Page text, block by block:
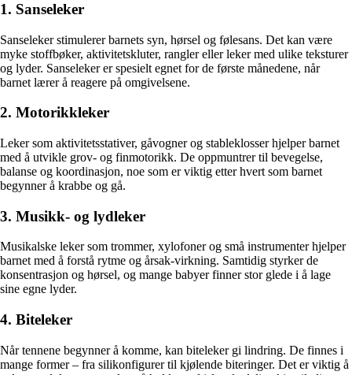
1. Sanseleker
Sanseleker stimulerer barnets syn, hørsel og følesans. Det kan være
myke stoffbøker, aktivitetskluter, rangler eller leker med ulike teksturer
og lyder. Sanseleker er spesielt egnet for de første månedene, når
barnet lærer å reagere på omgivelsene.
2. Motorikkleker
Leker som aktivitetsstativer, gåvogner og stableklosser hjelper barnet
med å utvikle grov- og finmotorikk. De oppmuntrer til bevegelse,
balanse og koordinasjon, noe som er viktig etter hvert som barnet
begynner å krabbe og gå.
3. Musikk- og lydleker
Musikalske leker som trommer, xylofoner og små instrumenter hjelper
barnet med å forstå rytme og årsak-virkning. Samtidig styrker de
konsentrasjon og hørsel, og mange babyer finner stor glede i å lage
sine egne lyder.
4. Biteleker
Når tennene begynner å komme, kan biteleker gi lindring. De finnes i
mange former – fra silikonfigurer til kjølende biteringer. Det er viktig å